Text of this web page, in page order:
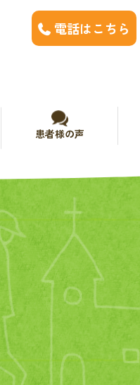
電話はこちら
患者様の声